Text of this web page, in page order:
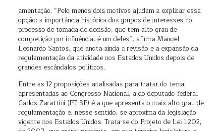
amentação. “Pelo menos dois motivos ajudam a explicar essa
opção: a importância histórica dos grupos de interesses no
processo de tomada de decisão, que tem alto grau de
competição por influência, é um deles”, afirma Manoel
Leonardo Santos, que anota ainda a revisão e a expansão da
regulamentação da atividade nos Estados Unidos depois de
grandes escândalos políticos.
Entre as 12 proposições analisadas para tratar do tema
apresentadas ao Congresso Nacional, a do deputado federal
Carlos Zarattini (PT-SP) é a que apresenta o mais alto grau de
regulamentação e, nesse sentido, se aproxima da legislação
vigente nos Estados Unidos. Trata-se do Projeto de Lei 1.202,